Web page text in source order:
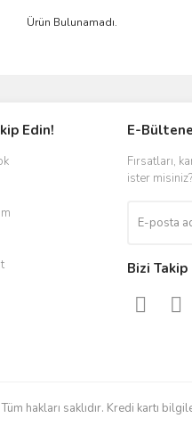
Ürün Bulunamadı.
Edin! E-
Fırsatları,
ister misiniz?
Bizi Takip
hakları saklıdır. Kredi kartı